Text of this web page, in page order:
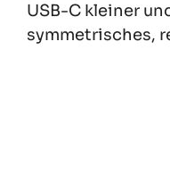
USB-C kleiner
symmetrisches,